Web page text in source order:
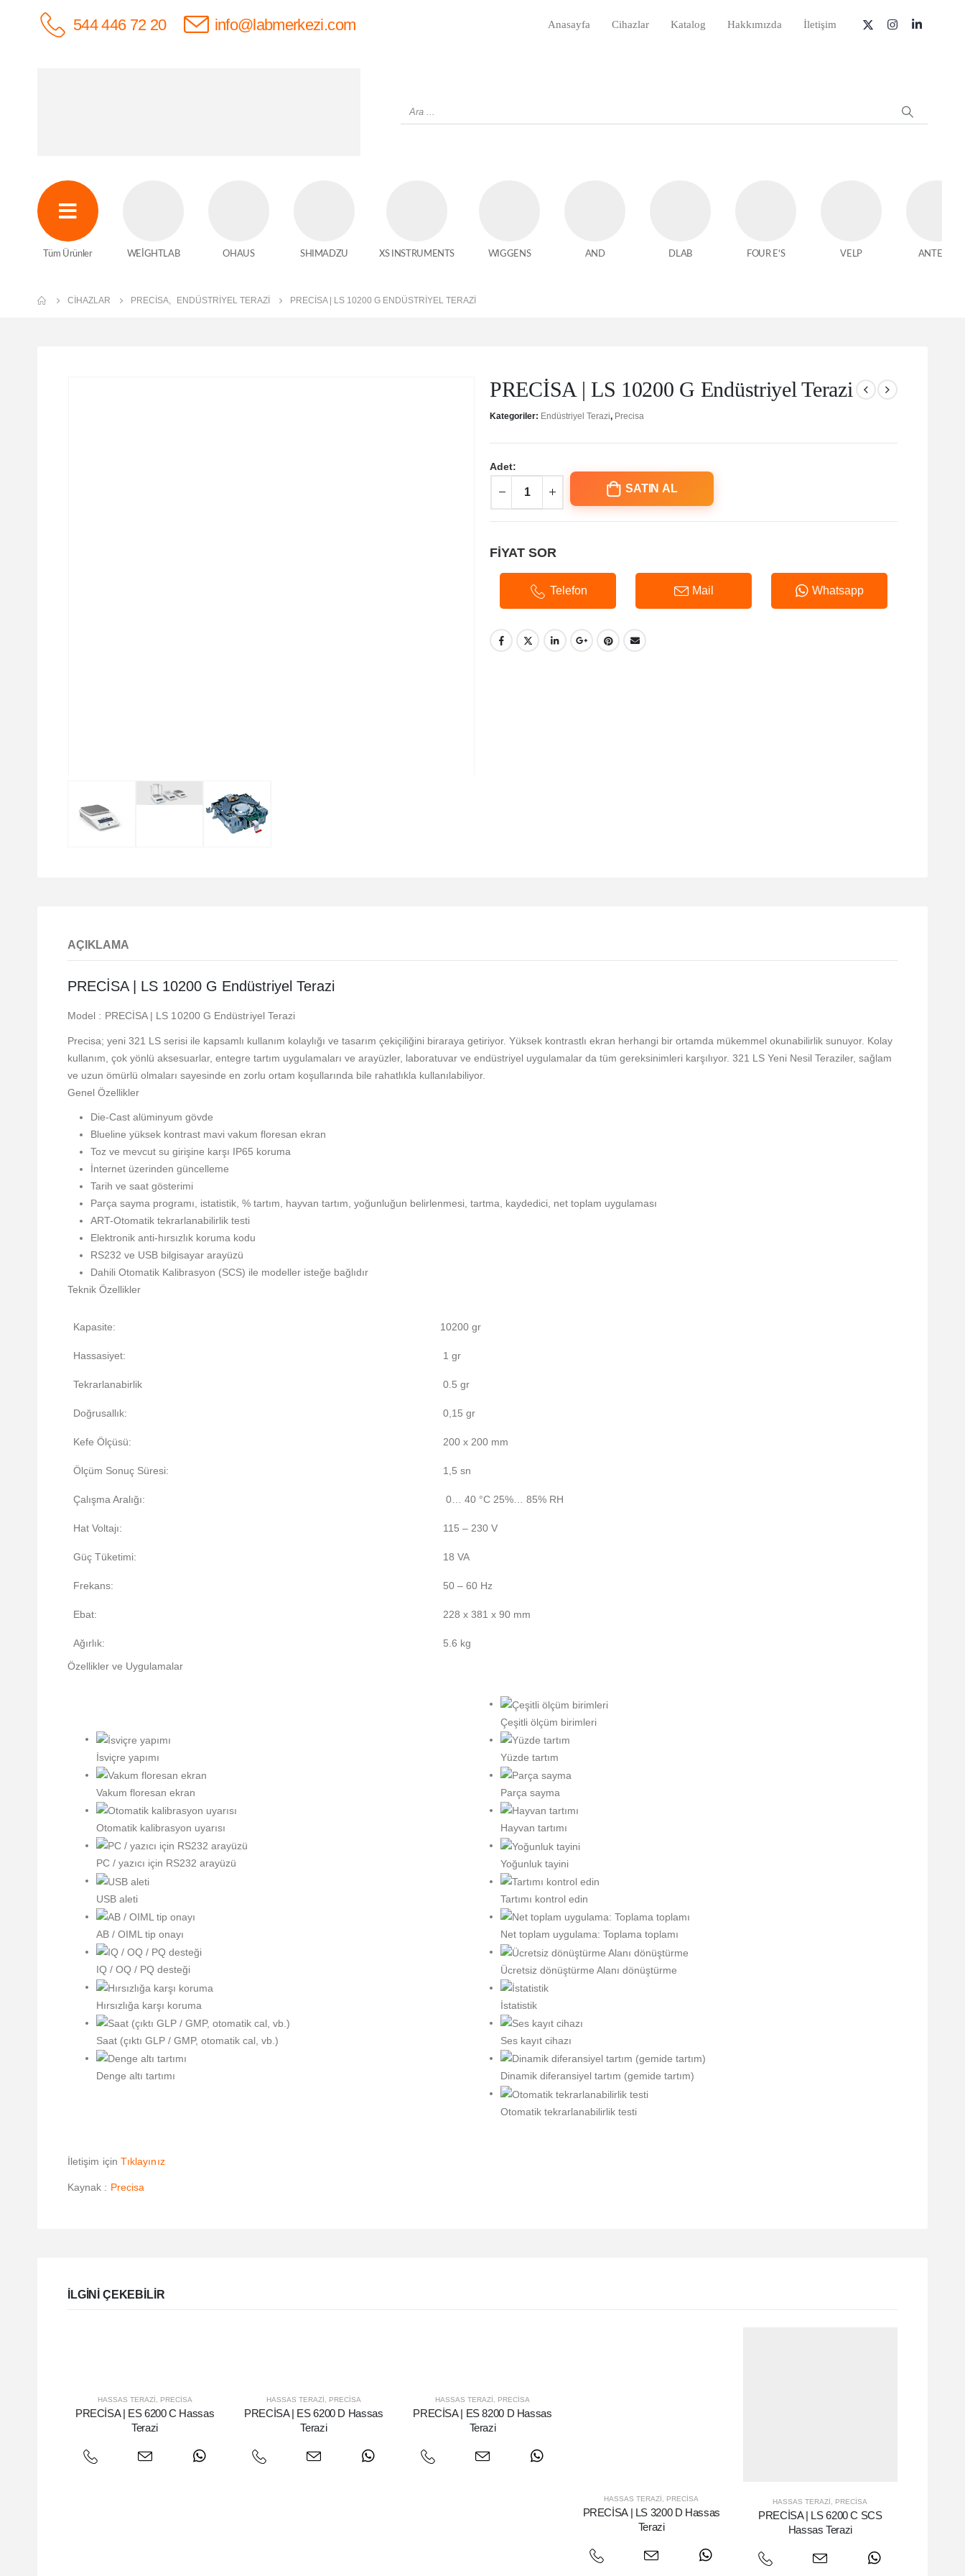
info@labmerkezi.com
544 446 72 20 Anasayfa Cihazlar Katalog Hakkımızda İletişim
Tüm Ürünler WEİGHTLAB OHAUS SHIMADZU XS INSTRUMENTS WIGGENS AND DLAB FOUR E'S VELP ANTECH
CIHAZLAR PRECISA ENDÜSTRIYEL TERAZI PRECİSA | LS 10200 G ENDÜSTRIYEL TERAZI
PRECİSA | LS 10200 G Endüstriyel Terazi
Kategoriler: Endüstriyel Terazi, Precisa
Adet:
SATIN AL
FİYAT SOR
Telefon Mail Whatsapp
AÇIKLAMA
PRECİSA | LS 10200 G Endüstriyel Terazi
Model : PRECİSA | LS 10200 G Endüstriyel Terazi
Precisa; yeni 321 LS serisi ile kapsamlı kullanım kolaylığı ve tasarım çekiçiliğini biraraya getiriyor. Yüksek kontrastlı ekran herhangi bir ortamda mükemmel okunabilirlik sunuyor. Kolay
kullanım, çok yönlü aksesuarlar, entegre tartım uygulamaları ve arayüzler, laboratuvar ve endüstriyel uygulamalar da tüm gereksinimleri karşılıyor. 321 LS Yeni Nesil Teraziler, sağlam
ve uzun ömürlü olmaları sayesinde en zorlu ortam koşullarında bile rahatlıkla kullanılabiliyor.
Genel Özellikler
Die-Cast alüminyum gövde
Blueline yüksek kontrast mavi vakum floresan ekran
Toz ve mevcut su girişine karşı IP65 koruma
İnternet üzerinden güncelleme
Tarih ve saat gösterimi
Parça sayma programı, istatistik, % tartım, hayvan tartım, yoğunluğun belirlenmesi, tartma, kaydedici, net toplam uygulaması
ART-Otomatik tekrarlanabilirlik testi
Elektronik anti-hırsızlık koruma kodu
RS232 ve USB bilgisayar arayüzü
Dahili Otomatik Kalibrasyon (SCS) ile modeller isteğe bağlıdır
Teknik Özellikler
Kapasite: 10200 gr
Hassasiyet: 1 gr
Tekrarlanabirlik 0.5 gr
Doğrusallık: 0,15 gr
Kefe Ölçüsü: 200 x 200 mm
Ölçüm Sonuç Süresi: 1,5 sn
Çalışma Aralığı: 0… 40 °C 25%… 85% RH
Hat Voltajı: 115 – 230 V
Güç Tüketimi: 18 VA
Frekans: 50 – 60 Hz
Ebat: 228 x 381 x 90 mm
Ağırlık:
5.6 kg
Özellikler ve Uygulamalar
İsviçre yapımı
Vakum floresan ekran
Otomatik kalibrasyon uyarısı
PC / yazıcı için RS232 arayüzü
USB aleti
AB / OIML tip onayı
IQ / OQ / PQ desteği
Hırsızlığa karşı koruma
Saat (çıktı GLP / GMP, otomatik cal, vb.)
Denge altı tartımı
Çeşitli ölçüm birimleri
Yüzde tartım
Parça sayma
Hayvan tartımı
Yoğunluk tayini
Tartımı kontrol edin
Net toplam uygulama: Toplama toplamı
Ücretsiz dönüştürme Alanı dönüştürme
İstatistik
Ses kayıt cihazı
Dinamik diferansiyel tartım (gemide tartım)
Otomatik tekrarlanabilirlik testi
İletişim için Tıklayınız
Kaynak : Precisa
ILGINI ÇEKEBILIR
HASSAS TERAZI , PRECISA
PRECİSA | ES 6200 C Hassas
Terazi
HASSAS TERAZI , PRECISA
PRECİSA | ES 6200 D Hassas
Terazi
HASSAS TERAZI , PRECISA
PRECİSA | ES 8200 D Hassas
Terazi
HASSAS TERAZI PRECISA
PRECİSA | LS 3200 D Hassas
Terazi
HASSAS TERAZI , PRECISA
PRECİSA | LS 6200 C SCS
Hassas Terazi